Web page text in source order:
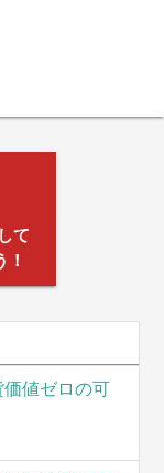
て
値ゼロの可